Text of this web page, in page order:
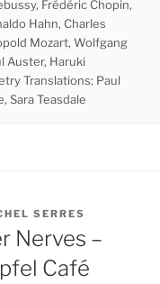
Frédéric Chopin,
Hahn, Charles
Mozart, Wolfgang
Auster, Haruki
Translations: Paul
Sara Teasdale
SERRES
Nerves –
Café